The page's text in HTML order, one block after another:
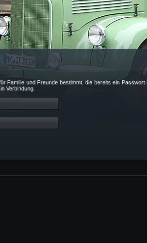
Familie und Freunde bestimmt, die bereits ein
Verbindung.